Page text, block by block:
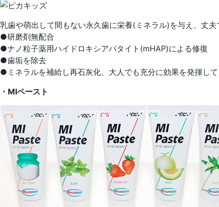
乳歯や萌出して間もない永久歯に栄養(ミネラル)を与え、丈
●研磨剤無配合
●ナノ粒子薬用ハイドロキシアパタイト(mHAP)による修復
●歯垢を除去
●ミネラルを補給し再石灰化、大人でも充分に効果を発揮して
・MIペースト